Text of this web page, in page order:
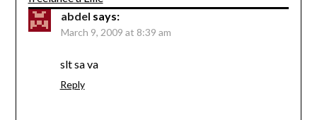
abdel says:
March 9, 2009 at 8:39 am
slt sa va
Reply